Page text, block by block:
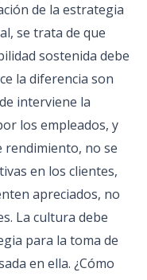
de la estrategia
se trata de que
sostenida debe
la diferencia son
interviene la
los empleados, y
rendimiento, no se
en los clientes,
apreciados, no
La cultura debe
para la toma de
en ella. ¿Cómo